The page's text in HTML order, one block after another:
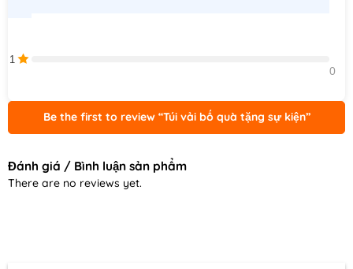
1
Be the first to review “Túi vải bố quà tặng sự kiện”
Đánh giá / Bình luận sản phẩm
There are no reviews yet.